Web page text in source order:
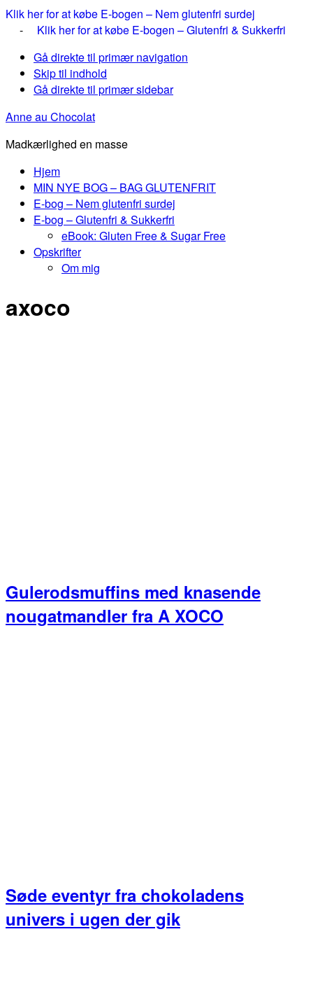
Klik her for at købe E-bogen – Nem glutenfri surdej
- Klik her for at købe E-bogen – Glutenfri & Sukkerfri
Gå direkte til primær navigation
Skip til indhold
Gå direkte til primær sidebar
Anne au Chocolat
Madkærlighed en masse
Hjem
MIN NYE BOG – BAG GLUTENFRIT
E-bog – Nem glutenfri surdej
E-bog – Glutenfri & Sukkerfri
eBook: Gluten Free & Sugar Free
Opskrifter
Om mig
axoco
Gulerodsmuffins med knasende
nougatmandler fra A XOCO
Søde eventyr fra chokoladens
univers i ugen der gik